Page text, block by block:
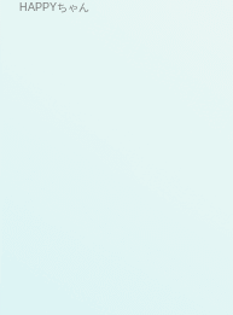
HAPPYちゃん